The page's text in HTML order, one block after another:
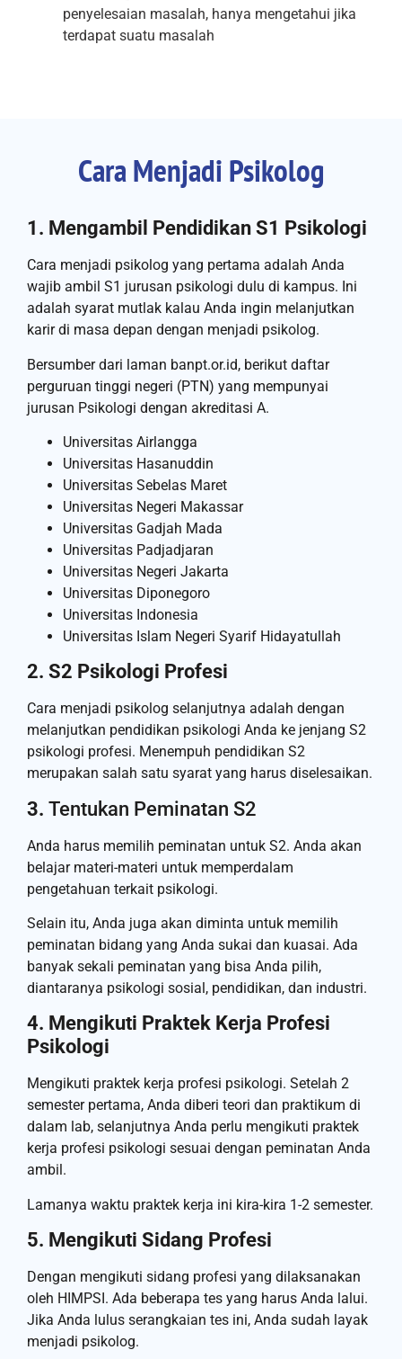
penyelesaian masalah, hanya mengetahui jika
terdapat suatu masalah
Cara Menjadi Psikolog
1. Mengambil Pendidikan S1 Psikologi
Cara menjadi psikolog yang pertama adalah Anda
wajib ambil S1 jurusan psikologi dulu di kampus. Ini
adalah syarat mutlak kalau Anda ingin melanjutkan
karir di masa depan dengan menjadi psikolog.
Bersumber dari laman banpt.or.id, berikut daftar
perguruan tinggi negeri (PTN) yang mempunyai
jurusan Psikologi dengan akreditasi A.
Universitas Airlangga
Universitas Hasanuddin
Universitas Sebelas Maret
Universitas Negeri Makassar
Universitas Gadjah Mada
Universitas Padjadjaran
Universitas Negeri Jakarta
Universitas Diponegoro
Universitas Indonesia
Universitas Islam Negeri Syarif Hidayatullah
2. S2 Psikologi Profesi
Cara menjadi psikolog selanjutnya adalah dengan
melanjutkan pendidikan psikologi Anda ke jenjang S2
psikologi profesi. Menempuh pendidikan S2
merupakan salah satu syarat yang harus diselesaikan.
3. Tentukan Peminatan S2
Anda harus memilih peminatan untuk S2. Anda akan
belajar materi-materi untuk memperdalam
pengetahuan terkait psikologi.
Selain itu, Anda juga akan diminta untuk memilih
peminatan bidang yang Anda sukai dan kuasai. Ada
banyak sekali peminatan yang bisa Anda pilih,
diantaranya psikologi sosial, pendidikan, dan industri.
4. Mengikuti Praktek Kerja Profesi
Psikologi
Mengikuti praktek kerja profesi psikologi. Setelah 2
semester pertama, Anda diberi teori dan praktikum di
dalam lab, selanjutnya Anda perlu mengikuti praktek
kerja profesi psikologi sesuai dengan peminatan Anda
ambil.
Lamanya waktu praktek kerja ini kira-kira 1-2 semester.
5. Mengikuti Sidang Profesi
Dengan mengikuti sidang profesi yang dilaksanakan
oleh HIMPSI. Ada beberapa tes yang harus Anda lalui.
Jika Anda lulus serangkaian tes ini, Anda sudah layak
menjadi psikolog.